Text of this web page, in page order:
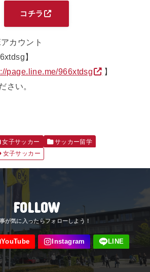
コチラ
カウント
】
page.line.me/966xtdsg
】
さい。
女子サッカー
サッカー留学
女子サッカー
FOLLOW